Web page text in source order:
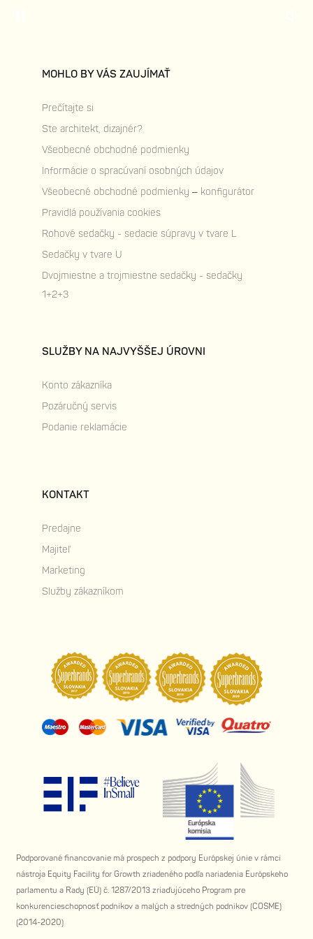
MOHLO BY VÁS ZAUJÍMAŤ
Prečítajte si
Ste architekt, dizajnér?
Všeobecné obchodné podmienky
Informácie o spracúvaní osobných údajov
Všeobecné obchodné podmienky – konfigurátor
Pravidlá používania cookies
Rohové sedačky - sedacie súpravy v tvare L
Sedačky v tvare U
Dvojmiestne a trojmiestne sedačky - sedačky
1+2+3
SLUŽBY NA NAJVYŠŠEJ ÚROVNI
Konto zákazníka
Pozáručný servis
Podanie reklamácie
KONTAKT
Predajne
Majiteľ
Marketing
Služby zákazníkom
Podporované financovanie má prospech z podpory Európskej únie v rámci
nástroja Equity Facility for Growth zriadeného podľa nariadenia Európskeho
parlamentu a Rady (EÚ) č. 1287/2013 zriaďujúceho Program pre
konkurencieschopnosť podnikov a malých a stredných podnikov (COSME)
(2014-2020)